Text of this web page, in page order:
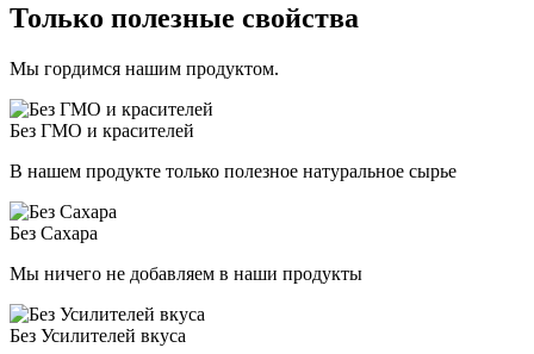
Только полезные свойства
Мы гордимся нашим продуктом.
Без ГМО и красителей
В нашем продукте только полезное натуральное сырье
Без Сахара
Мы ничего не добавляем в наши продукты
Без Усилителей вкуса